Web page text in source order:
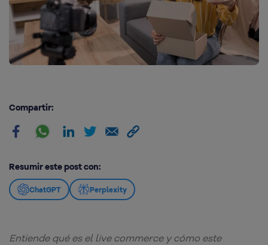
Compartir:
Resumir este post con:
ChatGPT Perplexity
Entiende qué es el live commerce y cómo este